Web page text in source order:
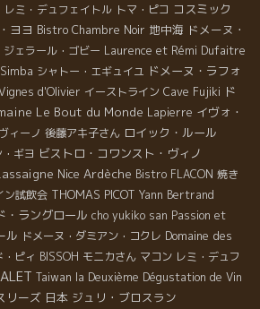
レミ・デュフェイトル トマ・ピコ コスミック
ヨヨ Bistro Chambre Noir 地中海 ドメーヌ・
ジェラール・ゴビー Laurence et Rémi Dufaitre
シャトー・エギュイユ ドメーヌ・ラフォ
d'Olivier イーストライン Cave Fujiki ド
Le Bout du Monde Lapierre イヴォ・
ィーノ 後藤アキ子さん ロイック・ルール
ギヨ ビストロ・コワンスト・ヴィノ
Nice Ardèche Bistro FLACON 焼き
ン試飲会 THOMAS PICOT Yann Bertrand
・ラングロール cho yukiko san Passion et
ル ドメーヌ・ダミアン・コクレ Domaine des
ピィ BISSOH モニカさん マコン レミ・デュフ
Taiwan la Deuxième Dégustation de Vin
リーズ 日本 ジュリ・ブロスラン